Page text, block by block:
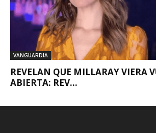
VANGUARDIA
REVELAN QUE MILLARAY VIERA
ABIERTA: REV...